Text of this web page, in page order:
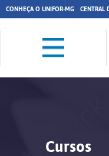
CONHEÇA O UNIFOR-MG CENTRAL
Cursos